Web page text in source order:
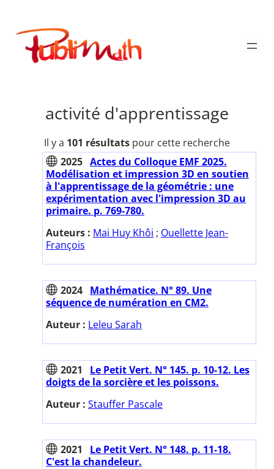
contenu
Publimath
activité d'apprentissage
Il y a 101 résultats pour cette recherche
2025 Actes du Colloque EMF 2025.
Modélisation et impression 3D en soutien
à l'apprentissage de la géométrie : une
expérimentation avec l'impression 3D au
primaire. p. 769-780.
Auteurs : Mai Huy Khôi ; Ouellette Jean-
François
2024 Mathématice. N° 89. Une
séquence de numération en CM2.
Auteur : Leleu Sarah
2021
Le Petit Vert. N° 145. p. 10-12. Les
doigts de la sorcière et les poissons.
Auteur : Stauffer Pascale
2021
Le Petit Vert. N° 148. p. 11-18.
C'est la chandeleur.